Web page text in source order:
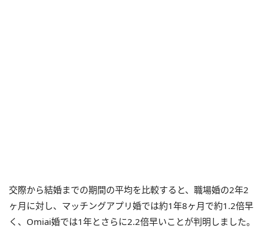
交際から結婚までの期間の平均を比較すると、職場婚の2年2
ヶ月に対し、マッチングアプリ婚では約1年8ヶ月で約1.2倍早
く、Omiai婚では1年とさらに2.2倍早いことが判明しました。